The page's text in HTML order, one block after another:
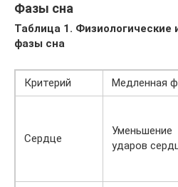
Фазы сна
Таблица 1. Физиологические
фазы сна
Критерий Медленная
Сердце
Уменьшение
ударов